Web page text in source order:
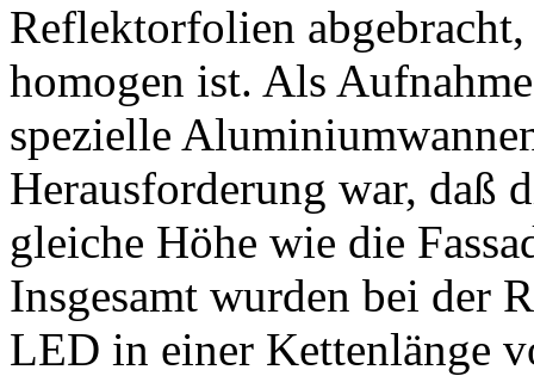
Reflektorfolien
homogen ist. Als
spezielle
Herausforderung war, daß
gleiche Höhe wie die
Insgesamt wurden bei der
LED in einer Kettenlänge